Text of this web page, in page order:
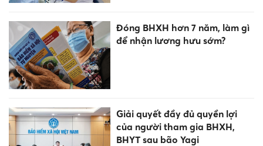
Đóng BHXH hơn 7 năm, làm gì
để nhận lương hưu sớm?
Giải quyết đầy đủ quyền lợi
của người tham gia BHXH,
BHYT sau bão Yagi